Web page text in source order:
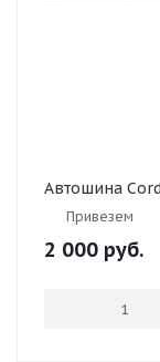
Автошина
Привезем
2 000 руб.